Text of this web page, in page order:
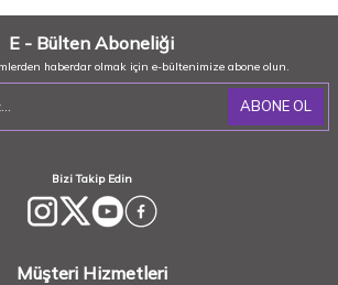
E - Bülten Aboneliği
haberdar olmak için e-bültenimize abone olun.
ABONE OL
Bizi Takip Edin
Müşteri Hizmetleri